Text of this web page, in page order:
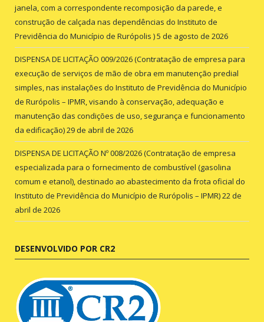
janela, com a correspondente recomposição da parede, e
construção de calçada nas dependências do Instituto de
Previdência do Município de Rurópolis )5 de agosto de 2026
DISPENSA DE LICITAÇÃO 009/2026 (Contratação de empresa para
execução de serviços de mão de obra em manutenção predial
simples, nas instalações do Instituto de Previdência do Município
de Rurópolis – IPMR, visando à conservação, adequação e
manutenção das condições de uso, segurança e funcionamento
da edificação)29 de abril de 2026
DISPENSA DE LICITAÇÃO Nº 008/2026 (Contratação de empresa
especializada para o fornecimento de combustível (gasolina
comum e etanol), destinado ao abastecimento da frota oficial do
Instituto de Previdência do Município de Rurópolis – IPMR)22 de
abril de 2026
DESENVOLVIDO POR CR2